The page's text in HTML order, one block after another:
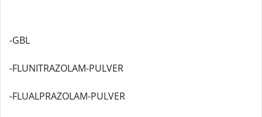
-GBL
-FLUNITRAZOLAM-PULVER
-FLUALPRAZOLAM-PULVER